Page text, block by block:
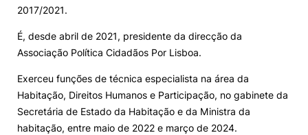
2017/2021.
É, desde abril de 2021, presidente da direcção da
Associação Política Cidadãos Por Lisboa.
Exerceu funções de técnica especialista na área da
Habitação, Direitos Humanos e Participação, no gabinete da
Secretária de Estado da Habitação e da Ministra da
habitação, entre maio de 2022 e março de 2024.